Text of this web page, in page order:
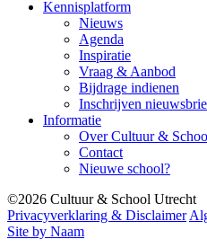
Kennisplatform
Nieuws
Agenda
Inspiratie
Vraag & Aanbod
Bijdrage indienen
Inschrijven
Informatie
Over Cultuur &
Contact
Nieuwe school?
©2026 Cultuur & School Utrecht
Privacyverklaring & Disclaimer
Site by Naam